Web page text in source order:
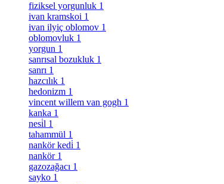
fiziksel yorgunluk 1
ivan kramskoi 1
ivan ilyiç oblomov 1
oblomovluk 1
yorgun 1
sanrısal bozukluk 1
sanrı 1
hazcılık 1
hedonizm 1
vincent willem van gogh 1
kanka 1
nesi̇l 1
tahammül 1
nankör kedi̇ 1
nankör 1
gazozağacı 1
sayko 1